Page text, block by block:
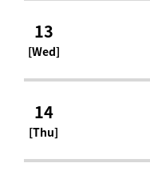
13
[Wed]
14
[Thu]